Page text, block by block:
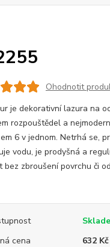
Ohodnotit
je dekorativní lazura na
rozpouštědel a
6 v jednom. Netrhá se,
vodu, je prodyšná a
bez zbroušení povrchu či
cena
632